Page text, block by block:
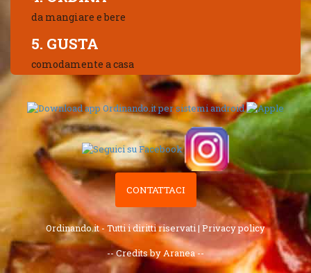
da mangiare e bere
5. GUSTA
comodamente a casa
CONTATTACI
Ordinando.it - Tutti i diritti riservati | Privacy policy
-- Credits by Aranea --